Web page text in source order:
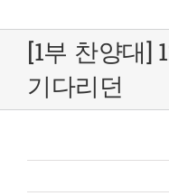
[1부 찬양대]
기다리던